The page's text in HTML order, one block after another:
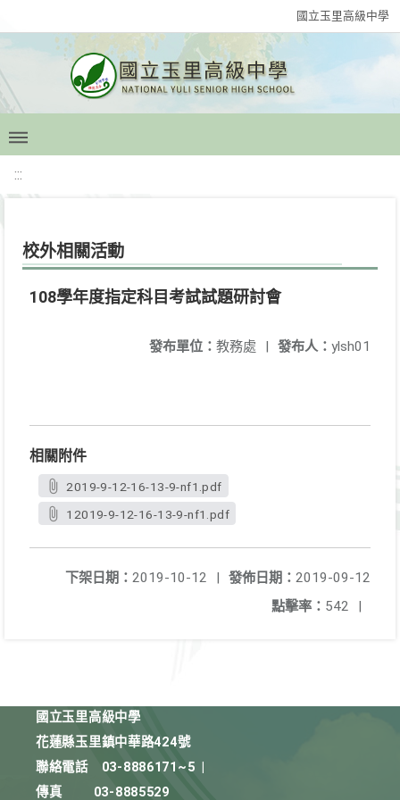
國立玉里高級中學
:::
校外相關活動
108學年度指定科目考試試題研討會
發布人： ylsh01
發布單位： 教務處 |
相關附件
2019-9-12-16-13-9-nf1.pdf
12019-9-12-16-13-9-nf1.pdf
發佈日期： 2019-09-12
下架日期： 2019-10-12
|
點擊率： 542 |
國立玉里高級中學
花蓮縣玉里鎮中華路424號
聯絡電話
03-8886171~5
傳真
03-8885529